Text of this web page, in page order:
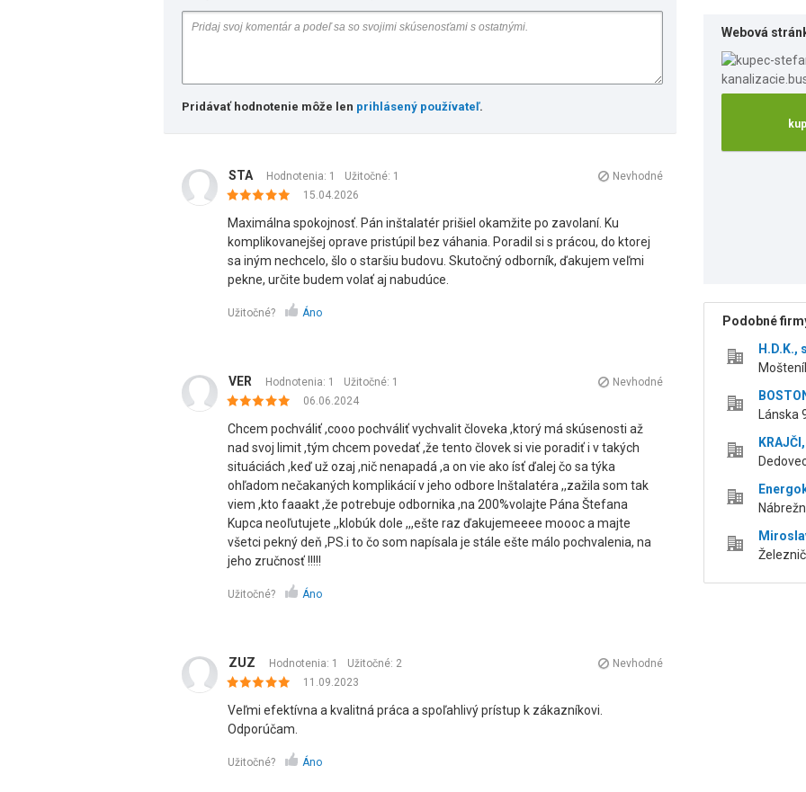
Pridávať hodnotenie môže len prihlásený používateľ.
STA Hodnotenia: 1 Užitočné: 1
Nevhodné
15.04.2026
Maximálna spokojnosť. Pán inštalatér prišiel okamžite po zavolaní. Ku
komplikovanejšej oprave pristúpil bez váhania. Poradil si s prácou, do ktorej
sa iným nechcelo, šlo o staršiu budovu. Skutočný odborník, ďakujem veľmi
pekne, určite budem volať aj nabudúce.
Užitočné? Áno
VER Hodnotenia: 1 Užitočné: 1
Nevhodné
06.06.2024
Chcem pochváliť ,cooo pochváliť vychvalit človeka ,ktorý má skúsenosti až
nad svoj limit ,tým chcem povedať ,že tento človek si vie poradiť i v takých
situáciách ,keď už ozaj ,nič nenapadá ,a on vie ako ísť ďalej čo sa týka
ohľadom nečakaných komplikácií v jeho odbore Inštalatéra ,,zažila som tak
viem ,kto faaakt ,že potrebuje odbornika ,na 200%volajte Pána Štefana
Kupca neoľutujete ,,klobúk dole ,,,ešte raz ďakujemeeee moooc a majte
všetci pekný deň ,PS.i to čo som napísala je stále ešte málo pochvalenia, na
jeho zručnosť !!!!!
Užitočné? Áno
ZUZ Hodnotenia: 1 Užitočné: 2
Nevhodné
11.09.2023
Veľmi efektívna a kvalitná práca a spoľahlivý prístup k zákazníkovi.
Odporúčam.
Užitočné? Áno
Webová
Podobné
H.D.K.,